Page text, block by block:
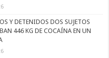
Y DETENIDOS DOS SUJETOS
446 KG DE COCAÍNA EN UN